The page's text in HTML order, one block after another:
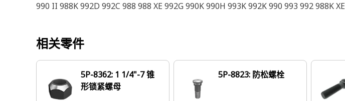
990 II 988K 992D 992C 988 988 XE 992G 990K 990H 993K 992K 990 993 992 988K XE
相关零件
5P-8362: 1 1/4"-7 锥
形锁紧螺母
5P-8823: 防松螺栓